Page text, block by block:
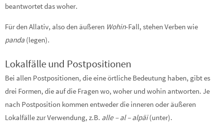
beantwortet das woher.
Für den Allativ, also den äußeren Wohin-Fall, stehen Verben wie
panda (legen).
Lokalfälle und Postpositionen
Bei allen Postpositionen, die eine örtliche Bedeutung haben, gibt es
drei Formen, die auf die Fragen wo, woher und wohin antworten. Je
nach Postposition kommen entweder die inneren oder äußeren
Lokalfälle zur Verwendung, z.B. alle – al – alpäi(unter).